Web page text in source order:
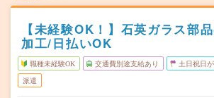
【未経験OK！】石英ガラス部
加工/日払いOK
職種未経験OK 交通費別途支給あり 土日祝日
派遣